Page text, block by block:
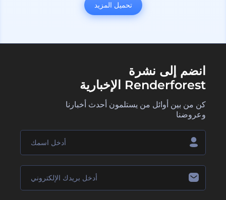
تحميل المزيد
انضم إلى نشرة
Renderforest الإخبارية
كن من بين أوائل من يستلمون أحدث أخبارنا
وعروضنا